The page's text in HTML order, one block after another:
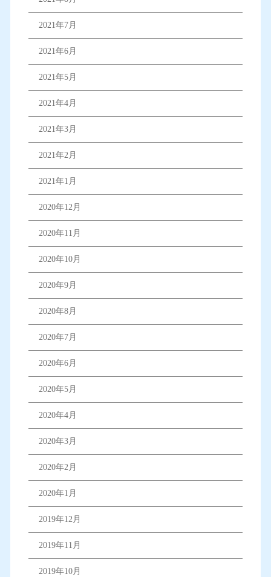
2021年7月
2021年6月
2021年5月
2021年4月
2021年3月
2021年2月
2021年1月
2020年12月
2020年11月
2020年10月
2020年9月
2020年8月
2020年7月
2020年6月
2020年5月
2020年4月
2020年3月
2020年2月
2020年1月
2019年12月
2019年11月
2019年10月